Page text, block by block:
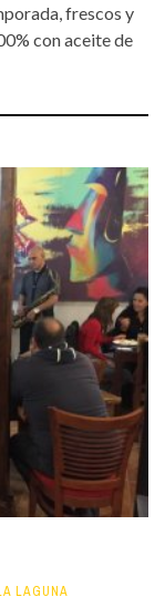
frescos y
con aceite de
LAGUNA